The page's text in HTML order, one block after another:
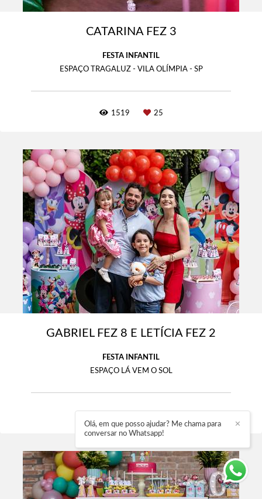
CATARINA FEZ 3
FESTA INFANTIL
ESPAÇO TRAGALUZ - VILA OLÍMPIA - SP
1519 25
GABRIEL FEZ 8 E LETÍCIA FEZ 2
FESTA INFANTIL
ESPAÇO LÁ VEM O SOL
✕
Olá, em que posso ajudar? Me chama para
conversar no Whatsapp!